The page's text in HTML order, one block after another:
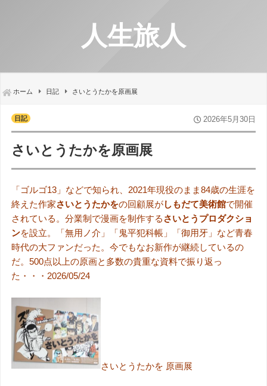
人生旅人
ホーム 日記 さいとうたかを原画展
日記 2026年5月30日
さいとうたかを原画展
「ゴルゴ13」などで知られ、2021年現役のまま84歳の生涯を
終えた作家さいとうたかをの回顧展がしもだて美術館で開催
されている。分業制で漫画を制作する さいとうプロダクショ
ンを設立。「無用ノ介」「鬼平犯科帳」「御用牙」など青春
時代の大ファンだった。今でもなお新作が継続しているの
だ。500点以上の原画と多数の貴重な資料で振り返っ
た・・・2026/05/24
さいとうたかを 原画展